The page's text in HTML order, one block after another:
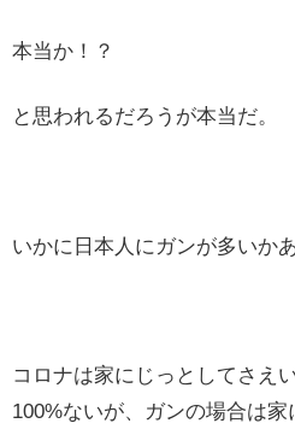
本当か！？
と思われるだろうが本当だ。
いかに日本人にガンが多いか
コロナは家にじっとしてさえ
100%ないが、ガンの場合は